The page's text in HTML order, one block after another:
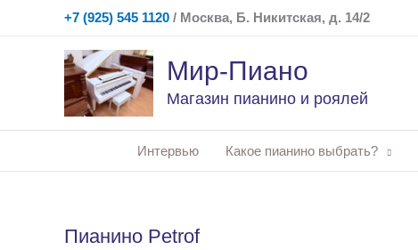
содержимому
+7 (925) 545 1120 / Москва, Б. Никитская, д. 14/2
Мир-Пиано
Магазин пианино и роялей
Интервью Какое пианино выбрать?
Пианино Petrof